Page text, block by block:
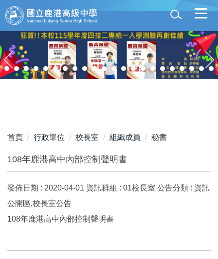
跳
到
主
內
容
區
首頁 行政單位 校長室 組織成員 秘書
108年鹿港高中內部控制聲明書
發佈日期 : 2020-04-01 資訊群組 : 01校長室 公告分類 : 資訊
公開區,校長室公告
108年鹿港高中內部控制聲明書